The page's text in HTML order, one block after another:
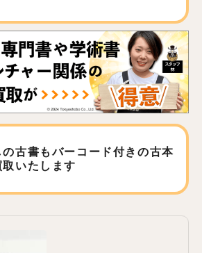
古書もバーコード付きの古本
いたします